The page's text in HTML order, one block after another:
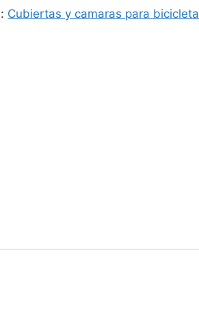
Cubiertas y camaras para bicicleta